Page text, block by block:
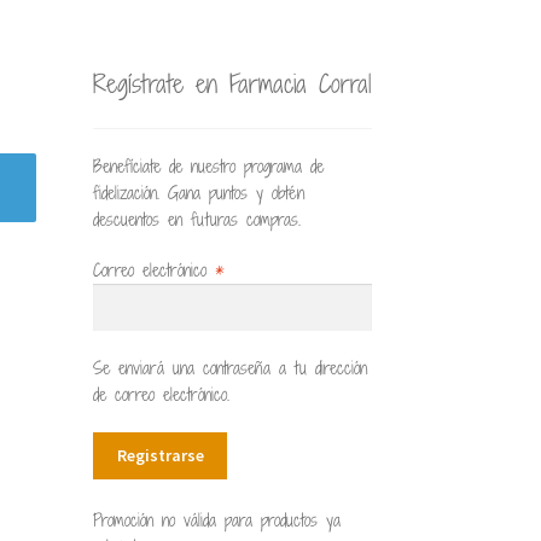
Regístrate en Farmacia Corral
Benefíciate de nuestro programa de
fidelización. Gana puntos y obtén
descuentos en futuras compras.
Correo electrónico *
Se enviará una contraseña a tu dirección
de correo electrónico.
Registrarse
Promoción no válida para productos ya